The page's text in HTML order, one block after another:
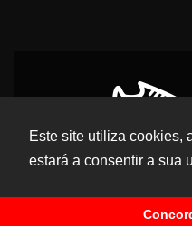
Este site utiliza cookies,
estará a consentir a sua
© 2026 Sindicato dos
Apoio Legal